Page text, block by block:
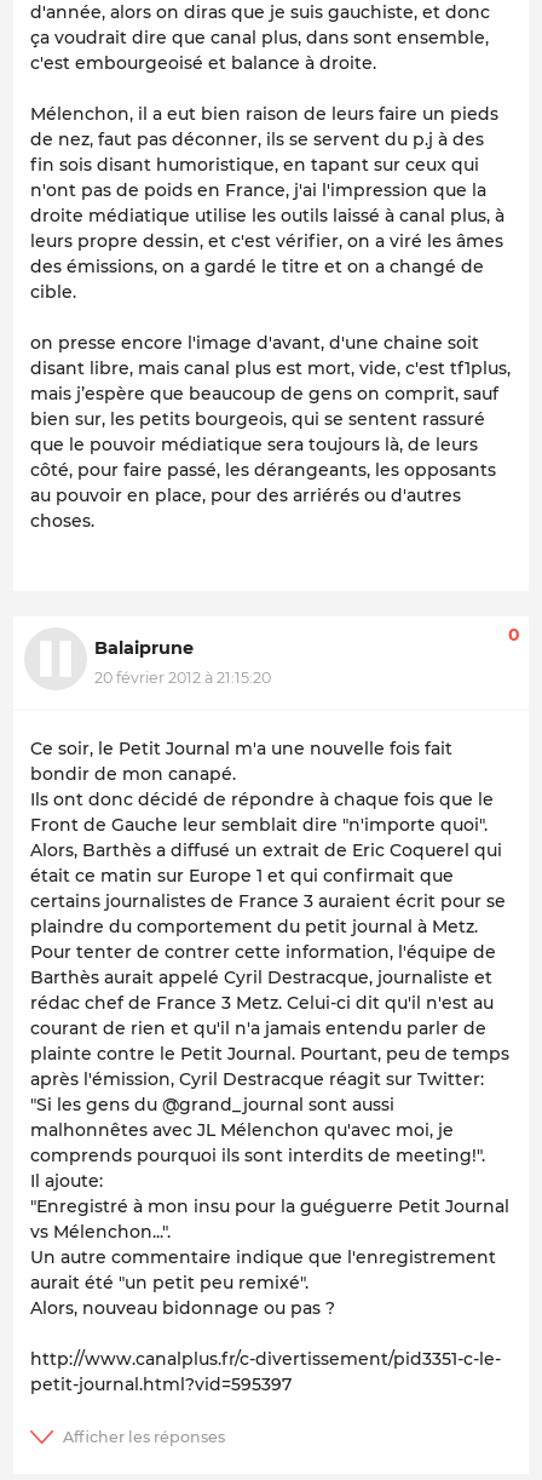
d'année, alors on diras que je suis gauchiste, et donc
ça voudrait dire que canal plus, dans sont ensemble,
c'est embourgeoisé et balance à droite.
Mélenchon, il a eut bien raison de leurs faire un pieds
de nez, faut pas déconner, ils se servent du p.j à des
fin sois disant humoristique, en tapant sur ceux qui
n'ont pas de poids en France, j'ai l'impression que la
droite médiatique utilise les outils laissé à canal plus, à
leurs propre dessin, et c'est vérifier, on a viré les âmes
des émissions, on a gardé le titre et on a changé de
cible.
on presse encore l'image d'avant, d'une chaine soit
disant libre, mais canal plus est mort, vide, c'est tf1plus,
mais j’espère que beaucoup de gens on comprit, sauf
bien sur, les petits bourgeois, qui se sentent rassuré
que le pouvoir médiatique sera toujours là, de leurs
côté, pour faire passé, les dérangeants, les opposants
au pouvoir en place, pour des arriérés ou d'autres
choses.
Balaiprune
20 février 2012 à 21:15:20
0
Ce soir, le Petit Journal m'a une nouvelle fois fait
bondir de mon canapé.
Ils ont donc décidé de répondre à chaque fois que le
Front de Gauche leur semblait dire "n'importe quoi".
Alors, Barthès a diffusé un extrait de Eric Coquerel qui
était ce matin sur Europe 1 et qui confirmait que
certains journalistes de France 3 auraient écrit pour se
plaindre du comportement du petit journal à Metz.
Pour tenter de contrer cette information, l'équipe de
Barthès aurait appelé Cyril Destracque, journaliste et
rédac chef de France 3 Metz. Celui-ci dit qu'il n'est au
courant de rien et qu'il n'a jamais entendu parler de
plainte contre le Petit Journal. Pourtant, peu de temps
après l'émission, Cyril Destracque réagit sur Twitter:
"Si les gens du @grand_journal sont aussi
malhonnêtes avec JL Mélenchon qu'avec moi, je
comprends pourquoi ils sont interdits de meeting!".
Il ajoute:
"Enregistré à mon insu pour la guéguerre Petit Journal
vs Mélenchon...".
Un autre commentaire indique que l'enregistrement
aurait été "un petit peu remixé".
Alors, nouveau bidonnage ou pas ?
http://www.canalplus.fr/c-divertissement/pid3351-c-le-
petit-journal.html?vid=595397